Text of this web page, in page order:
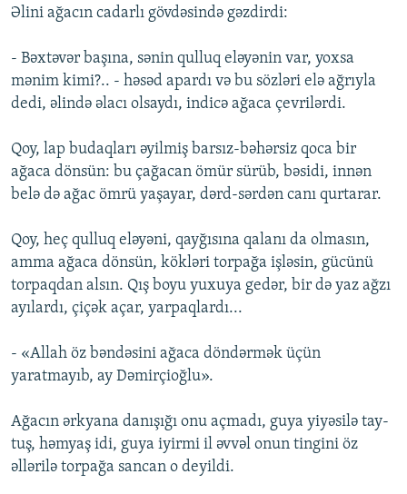
Əlini ağacın cadarlı gövdəsində gəzdirdi:
- Bəxtəvər başına, sənin qulluq eləyənin var, yoxsa
mənim kimi?.. - həsəd apardı və bu sözləri elə ağrıyla
dedi, əlində əlacı olsaydı, indicə ağaca çevrilərdi.
Qoy, lap budaqları əyilmiş barsız-bəhərsiz qoca bir
ağaca dönsün: bu çağacan ömür sürüb, bəsidi, innən
belə də ağac ömrü yaşayar, dərd-sərdən canı qurtarar.
Qoy, heç qulluq eləyəni, qayğısına qalanı da olmasın,
amma ağaca dönsün, kökləri torpağa işləsin, gücünü
torpaqdan alsın. Qış boyu yuxuya gedər, bir də yaz ağzı
ayılardı, çiçək açar, yarpaqlardı...
- «Allah öz bəndəsini ağaca döndərmək üçün
yaratmayıb, ay Dəmirçioğlu».
Ağacın ərkyana danışığı onu açmadı, guya yiyəsilə tay-
tuş, həmyaş idi, guya iyirmi il əvvəl onun tingini öz
əllərilə torpağa sancan o deyildi.